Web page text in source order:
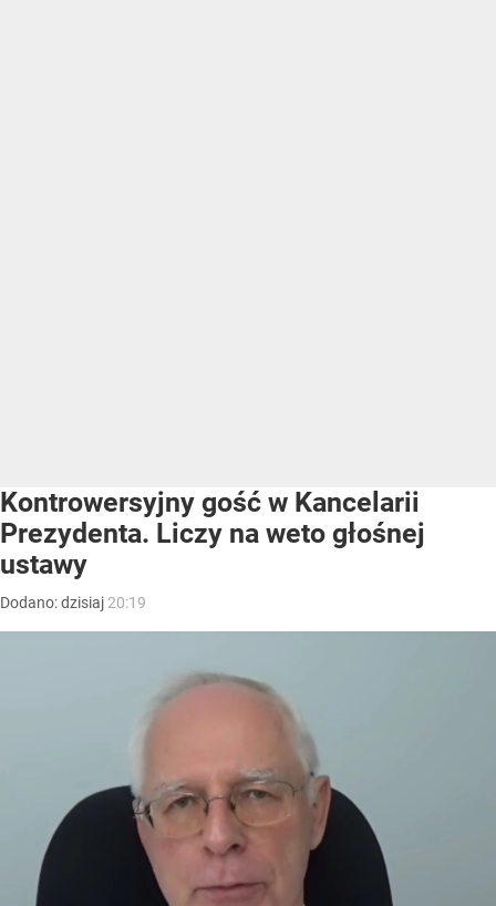
Kontrowersyjny gość w Kancelarii
Prezydenta. Liczy na weto głośnej
ustawy
Dodano:dzisiaj 20:19